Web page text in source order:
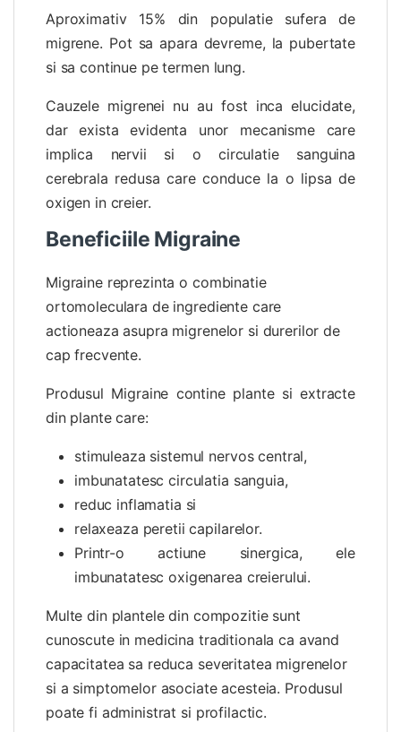
Aproximativ 15% din populatie sufera de
migrene. Pot sa apara devreme, la pubertate
si sa continue pe termen lung.
Cauzele migrenei nu au fost inca elucidate,
dar exista evidenta unor mecanisme care
implica nervii si o circulatie sanguina
cerebrala redusa care conduce la o lipsa de
oxigen in creier.
Beneficiile Migraine
Migraine reprezinta o combinatie
ortomoleculara de ingrediente care
actioneaza asupra migrenelor si durerilor de
cap frecvente.
Produsul Migraine contine plante si extracte
din plante care:
stimuleaza sistemul nervos central,
imbunatatesc circulatia sanguia,
reduc inflamatia si
relaxeaza peretii capilarelor.
Printr-o actiune sinergica, ele
imbunatatesc oxigenarea creierului.
Multe din plantele din compozitie sunt
cunoscute in medicina traditionala ca avand
capacitatea sa reduca severitatea migrenelor
si a simptomelor asociate acesteia. Produsul
poate fi administrat si profilactic.